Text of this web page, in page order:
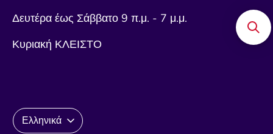
Δευτέρα έως Σάββατο 9 π.μ. - 7 μ.μ.
Κυριακή ΚΛΕΙΣΤΟ
Γλώσσα
Ελληνικά